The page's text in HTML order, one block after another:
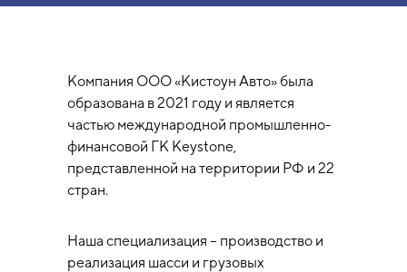
Компания ООО «Кистоун Авто» была
образована в 2021 году и является
частью международной промышленно-
финансовой ГК Keystone,
представленной на территории РФ и 22
стран.
Наша специализация – производство и
реализация шасси и грузовых